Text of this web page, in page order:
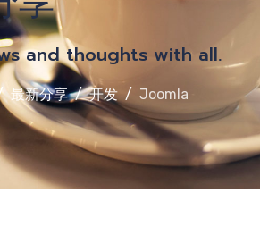
and thoughts with all.
最新分享 开发 Joomla